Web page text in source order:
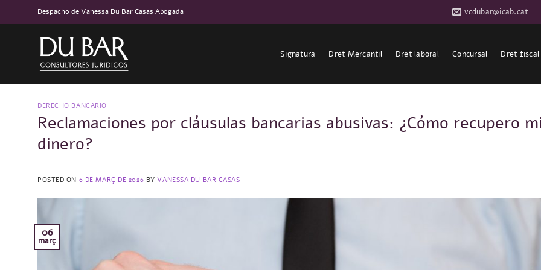
to
Despacho de Vanessa Du Bar Casas Abogada vcdubar@icab.cat
Signatura Dret Mercantil Dret laboral Concursal Dret fiscal
DERECHO BANCARIO
Reclamaciones por cláusulas bancarias abusivas: ¿Cómo recupero mi
dinero?
POSTED ON 6 DE MARÇ DE 2026 BYVANESSA DU BAR CASAS
06
març